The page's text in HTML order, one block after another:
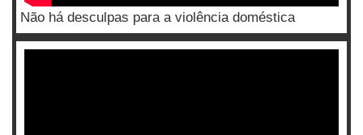
Não há desculpas para a violência doméstica